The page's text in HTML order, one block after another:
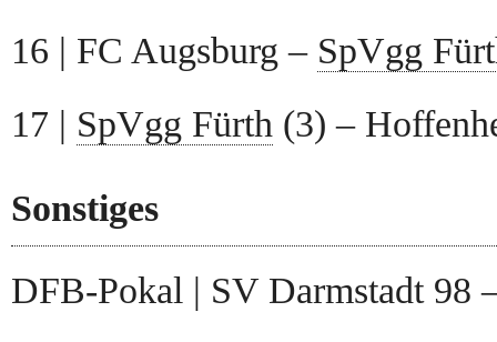
16 | FC Augsburg – SpVgg
17 | SpVgg Fürth (3) –
Sonstiges
DFB-Pokal | SV Darmstadt 98